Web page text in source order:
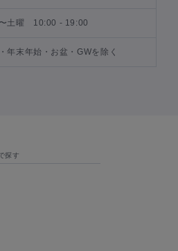
土曜 10:00 - 19:00
年末年始・お盆・GWを除く
探す